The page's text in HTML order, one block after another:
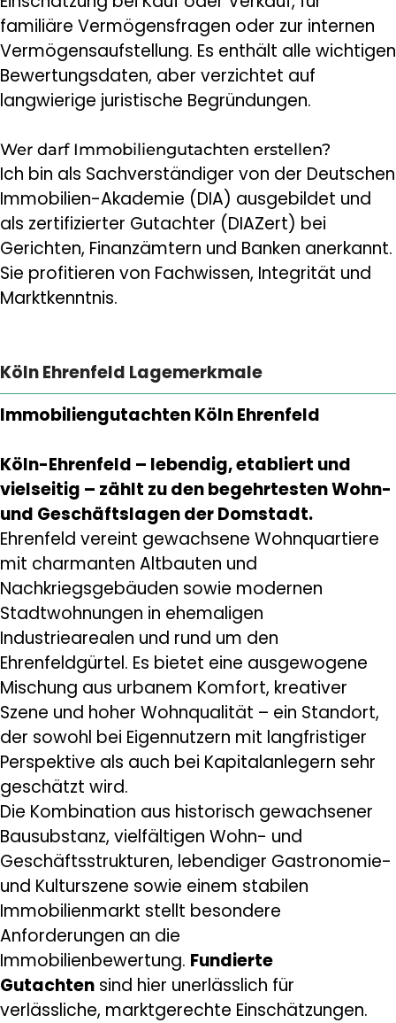
familiäre Vermögensfragen oder zur internen
Vermögensaufstellung. Es enthält alle wichtigen
Bewertungsdaten, aber verzichtet auf
langwierige juristische Begründungen.
Wer darf Immobiliengutachten erstellen?
Ich bin als Sachverständiger von der Deutschen
Immobilien-Akademie (DIA) ausgebildet und
als zertifizierter Gutachter (DIAZert) bei
Gerichten, Finanzämtern und Banken anerkannt.
Sie profitieren von Fachwissen, Integrität und
Marktkenntnis.
Köln Ehrenfeld Lagemerkmale
Immobiliengutachten Köln Ehrenfeld
Köln-Ehrenfeld – lebendig, etabliert und
vielseitig – zählt zu den begehrtesten Wohn-
und Geschäftslagen der Domstadt.
Ehrenfeld vereint gewachsene Wohnquartiere
mit charmanten Altbauten und
Nachkriegsgebäuden sowie modernen
Stadtwohnungen in ehemaligen
Industriearealen und rund um den
Ehrenfeldgürtel. Es bietet eine ausgewogene
Mischung aus urbanem Komfort, kreativer
Szene und hoher Wohnqualität – ein Standort,
der sowohl bei Eigennutzern mit langfristiger
Perspektive als auch bei Kapitalanlegern sehr
geschätzt wird.
Die Kombination aus historisch gewachsener
Bausubstanz, vielfältigen Wohn- und
Geschäftsstrukturen, lebendiger Gastronomie-
und Kulturszene sowie einem stabilen
Immobilienmarkt stellt besondere
Anforderungen an die
Immobilienbewertung. Fundierte
Gutachten sind hier unerlässlich für
verlässliche, marktgerechte Einschätzungen.